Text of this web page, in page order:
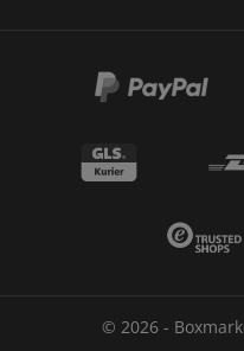
© 2026 -